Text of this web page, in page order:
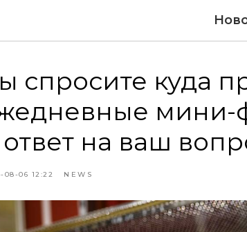
спросите куда
мини-
на ваш
08-06 12:22 NEWS